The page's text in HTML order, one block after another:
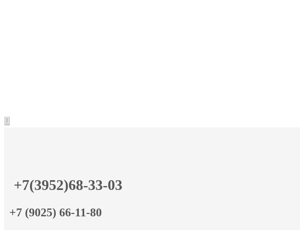
+7(3952)68-33-03
+7 (9025) 66-11-80